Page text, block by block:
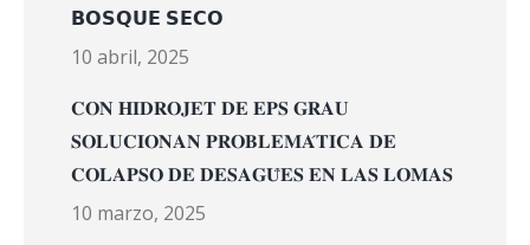
𝗕𝗢𝗦𝗤𝗨𝗘 𝗦𝗘𝗖𝗢
10 abril, 2025
𝐂𝐎𝐍 𝐇𝐈𝐃𝐑𝐎𝐉𝐄𝐓 𝐃𝐄 𝐄𝐏𝐒 𝐆𝐑𝐀𝐔
𝐒𝐎𝐋𝐔𝐂𝐈𝐎𝐍𝐀𝐍 𝐏𝐑𝐎𝐁𝐋𝐄𝐌𝐀́𝐓𝐈𝐂𝐀 𝐃𝐄
𝐂𝐎𝐋𝐀𝐏𝐒𝐎 𝐃𝐄 𝐃𝐄𝐒𝐀𝐆𝐔̈𝐄𝐒 𝐄𝐍 𝐋𝐀𝐒 𝐋𝐎𝐌𝐀𝐒
10 marzo, 2025